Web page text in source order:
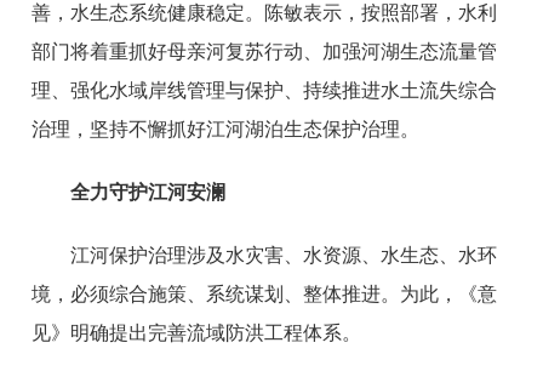
善，水生态系统健康稳定。陈敏表示，按照部署，水利
部门将着重抓好母亲河复苏行动、加强河湖生态流量管
理、强化水域岸线管理与保护、持续推进水土流失综合
治理，坚持不懈抓好江河湖泊生态保护治理。
全力守护江河安澜
江河保护治理涉及水灾害、水资源、水生态、水环
境，必须综合施策、系统谋划、整体推进。为此，《意
见》明确提出完善流域防洪工程体系。